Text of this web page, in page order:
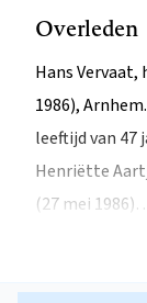
Overleden
Hans Vervaat,
1986),
leeftijd van 47
Henriëtte
(27 mei